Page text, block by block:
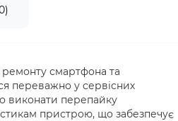
смартфона та
переважно у сервісних
виконати перепайку
пристрою, що забезпечує